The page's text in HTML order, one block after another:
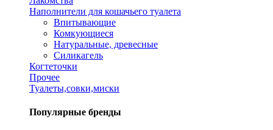
Наполнители для кошачьего туалета
Впитывающие
Комкующиеся
Натуральные, древесные
Силикагель
Когтеточки
Прочее
Туалеты,совки,миски
Популярные бренды